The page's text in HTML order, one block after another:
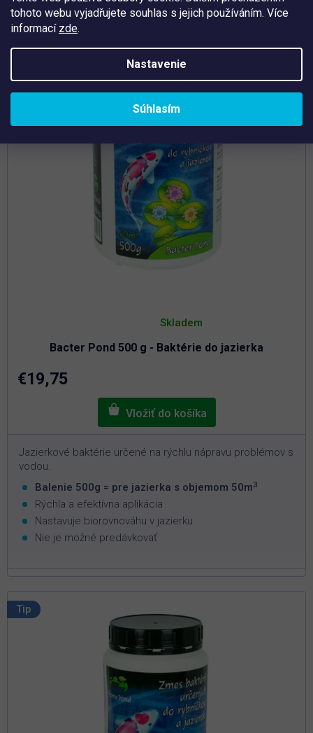
tohoto webu vyjadřujete souhlas s jejich používáním. Více
informací zde.
Nastavenie
Súhlasím
Tip
Bacter Pond 500 g - Baktérie do jazierka
hodnotenie
je
5,0
Skladem
€19,75
Jazierkové baktérie určené na rýchlu nápravu problémov s
vodou.
Balenie 500g = pre jazierka s objemom 50m3
Rýchla a efektívna aplikácia
Nastavuje biorovnováhu v jazierku
Nie je možné predávkovať
Tip